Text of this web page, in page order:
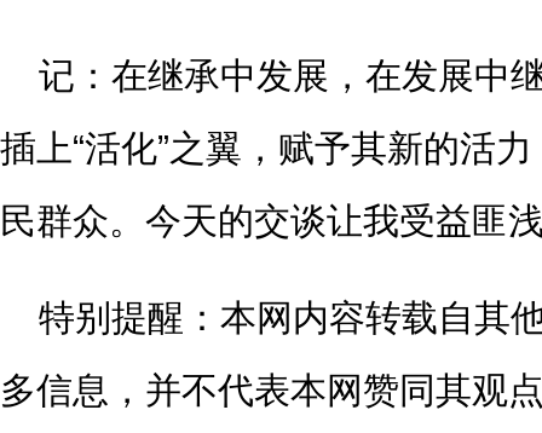
记：在继承中发展，在发展中
插上“活化”之翼，赋予其新的活
民群众。今天的交谈让我受益匪
特别提醒： 本网内容转载自其
多信息，并不代表本网赞同其观